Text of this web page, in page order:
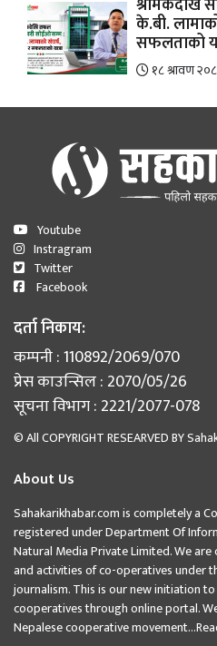
के.बी.
सफलताको
१८ श्रावण
Facebook
Twitter
Instragram
Youtube
दर्ता निकाय:
कम्पनी : 110892/2069/070
प्रेस काउन्सिल : 2070/05/26
सूचना विभाग : 2221/2077-078
© All COPYRIGHT RESEARVED BY
About Us
Sahakarikhabar.com is completely a
registered under Department Of
Natural Media Private Limited. We
and activities of co-operatives under
journalism. This is our new initiation
cooperatives through online portal.
Nepalese cooperative movement...